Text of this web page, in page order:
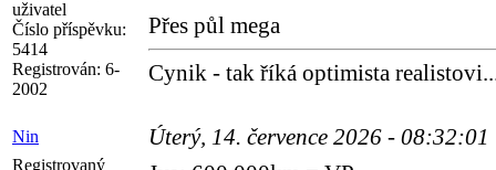
uživatel
Číslo příspěvku:
5414
Registrován: 6-
2002
Přes půl mega
Cynik - tak říká optimista
Nin Úterý, 14. července 2026 - 08:32:01
Registrovaný